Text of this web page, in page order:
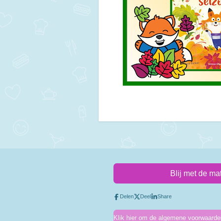
Blij met de
Delen Deel Share
Klik hier om de algemene